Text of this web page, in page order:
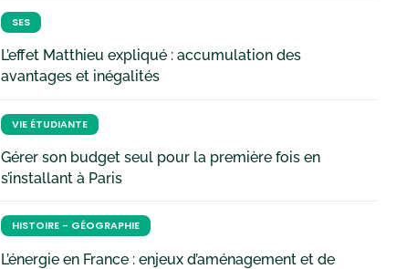
SES
L’effet Matthieu expliqué : accumulation des
avantages et inégalités
VIE ÉTUDIANTE
Gérer son budget seul pour la première fois en
s’installant à Paris
HISTOIRE - GÉOGRAPHIE
L’énergie en France : enjeux d’aménagement et de